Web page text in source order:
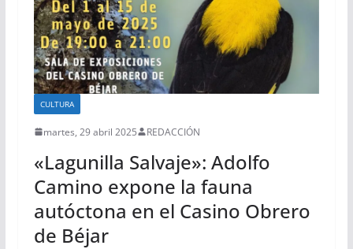
CULTURA
martes, 29 abril 2025 REDACCIÓN
«Lagunilla Salvaje»: Adolfo
Camino expone la fauna
autóctona en el Casino Obrero
de Béjar